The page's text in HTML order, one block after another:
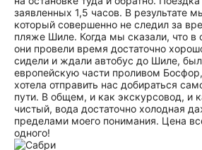
заявленных 1,5 часов. В результате
который совершенно не следил за
пляже Шиле. Когда мы сказали, что в
они провели время достаточно
сидели и ждали автобус до Шиле,
европейскую части проливом
хотела отправить нас добираться
пути. В общем, и как экскурсовод, и
чистый, вода достаточно холодная
пределами моего понимания. Цена
одного!